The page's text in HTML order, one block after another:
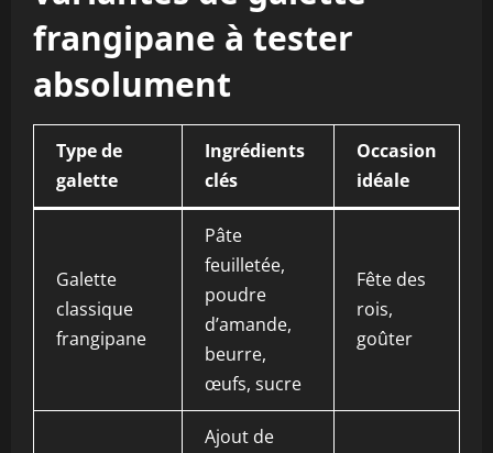
frangipane à tester
absolument
Type de
galette
Ingrédients
clés
Occasion
idéale
Galette
classique
frangipane
Pâte
feuilletée,
poudre
d’amande,
beurre,
œufs, sucre
Fête des
rois,
goûter
Ajout de